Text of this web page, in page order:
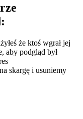
że ktoś wgrał jej
aby podgląd był
skargę i usuniemy